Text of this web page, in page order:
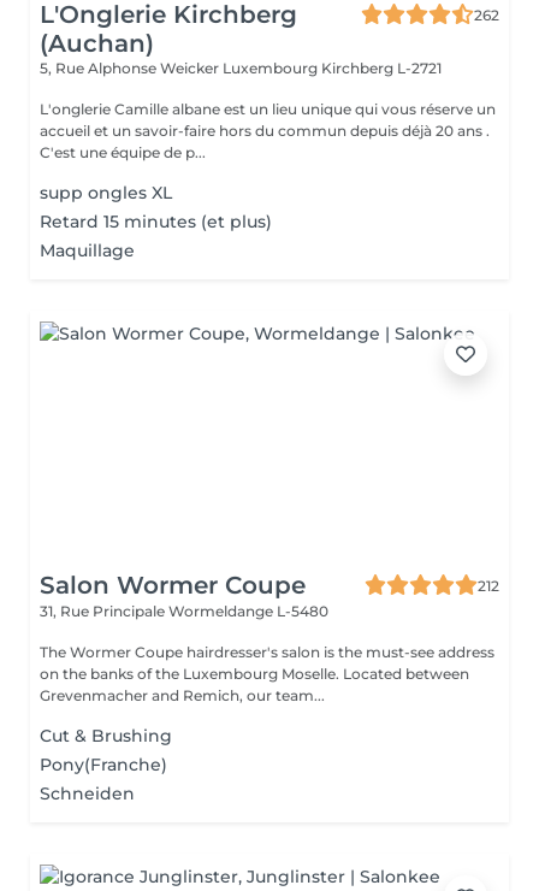
L'Onglerie Kirchberg
(Auchan)
262
5, Rue Alphonse Weicker Luxembourg Kirchberg L-2721
L'onglerie Camille albane est un lieu unique qui vous réserve un
accueil et un savoir-faire hors du commun depuis déjà 20 ans .
C'est une équipe de p...
supp ongles XL
Retard 15 minutes (et plus)
Maquillage
Salon Wormer Coupe
212
31, Rue Principale Wormeldange L-5480
The Wormer Coupe hairdresser's salon is the must-see address
on the banks of the Luxembourg Moselle. Located between
Grevenmacher and Remich, our team...
Cut & Brushing
Pony(Franche)
Schneiden